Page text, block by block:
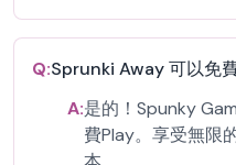
Q:Sprunki Away 可以免
A:是的！Spunky
費Play。享受無限